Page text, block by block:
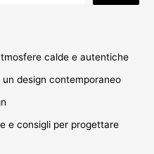
calde e autentiche
design contemporaneo
e consigli per progettare